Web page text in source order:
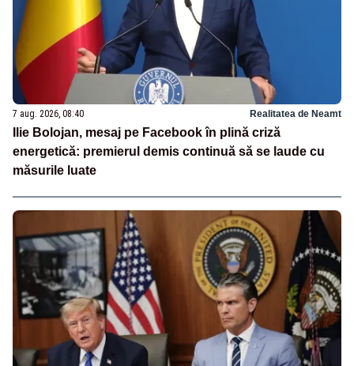
7 aug. 2026, 08:40 Realitatea de Neamt
Ilie Bolojan, mesaj pe Facebook în plină criză
energetică: premierul demis continuă să se laude cu
măsurile luate